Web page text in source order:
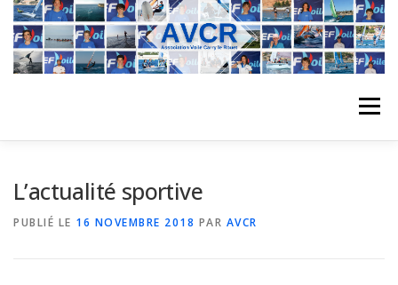
Aller
contenu
Menu
L’actualité sportive
PUBLIÉ LE 16 NOVEMBRE 2018 PAR AVCR